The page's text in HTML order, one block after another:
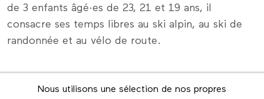
de 3 enfants âgé·es de 23, 21 et 19 ans, il
consacre ses temps libres au ski alpin, au ski de
randonnée et au vélo de route.
Nous utilisons une sélection de nos propres
Infolettre